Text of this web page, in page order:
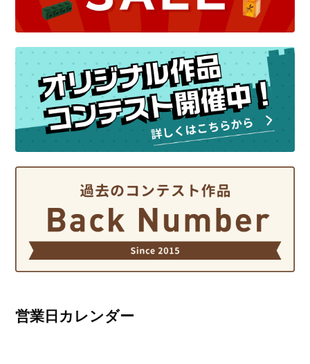
営業日カレンダー